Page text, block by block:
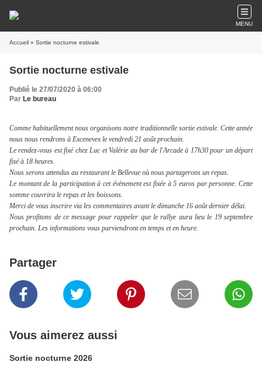
MENU
Accueil » Sortie nocturne estivale
Sortie nocturne estivale
Publié le 27/07/2020 à 06:00
Par Le bureau
Comme habituellement nous organisons notre traditionnelle sortie estivale. Cette année
nous nous rendrons à Excenevex le vendredi 21 août prochain.
Le rendez-vous est fixé chez Luc et Valérie au bar de l'Arcade à 17h30 pour un départ
fixé à 18 heures.
Nous serons attendus au restaurant le Bellevue où nous partagerons un repas.
Le montant de la participation à cet évènement est fixée à 5 euros par personne. Cette
somme couvrira le repas et les boissons.
Merci de vous inscrire via les commentaires avant le dimanche 16 août dernier délai.
Nous profitons de ce message pour rappeler que le rallye aura lieu le 19 septembre
prochain. Les informations vous parviendront en temps et en heure.
Partager
Vous aimerez aussi
Sortie nocturne 2026